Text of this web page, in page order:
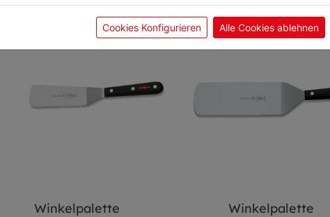
Winkelpalette Winkelpalette
Cookies Konfigurieren Alle Cookies ablehnen